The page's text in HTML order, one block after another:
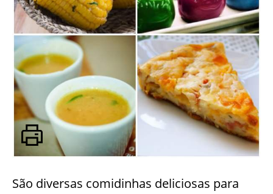
São diversas comidinhas deliciosas para